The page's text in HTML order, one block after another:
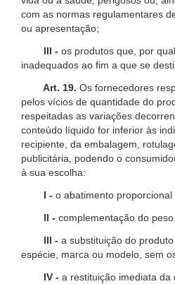
com as normas regulamentares
ou apresentação;
III - os produtos que, por
inadequados ao fim a que se
Art. 19. Os fornecedores
pelos vícios de quantidade do
respeitadas as variações
conteúdo líquido for inferior às
recipiente, da embalagem,
publicitária, podendo o
à sua escolha:
I - o abatimento proporcional
II - complementação do
III - a substituição do
espécie, marca ou modelo, sem
IV - a restituição imediata da